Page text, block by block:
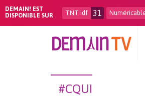
DEMAIN! EST
DISPONIBLE SUR
TNT idf 31
#CQUI